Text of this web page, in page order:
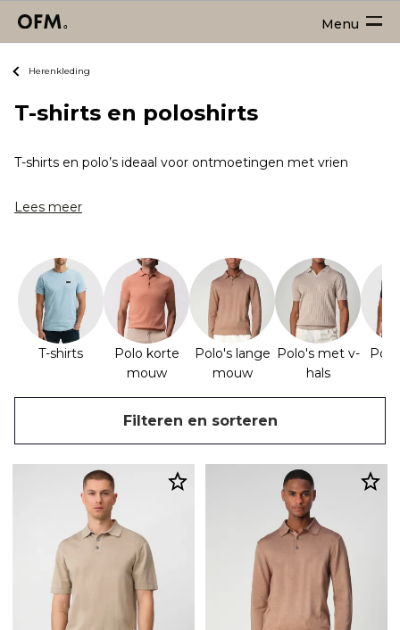
Menu
Herenkleding
T-shirts en poloshirts
T-shirts en polo’s ideaal voor ontmoetingen met vrienden,
Lees meer
T-shirts
Polo korte
mouw
Polo's lange
mouw
Polo's met v-
hals
Filteren en sorteren